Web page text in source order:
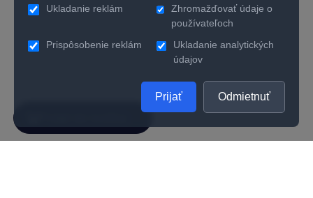
Ukladanie reklám
Zhromažďovať údaje o
používateľoch
Prispôsobenie reklám
Ukladanie analytických
údajov
Prijať Odmietnuť